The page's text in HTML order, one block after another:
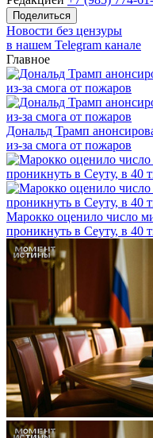
Поделиться
Новости без цензуры
в нашем Telegram канале
Главное
Дональд Трамп
из-за смога от пожаров
Марокко оценило число
проникнуть в Сеуту, в 40